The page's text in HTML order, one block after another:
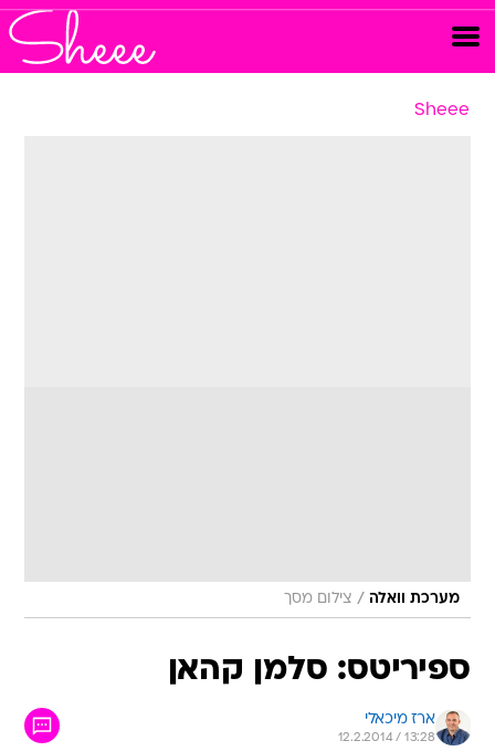
Sheee
מערכת וואלה / צילום מסך
ספיריטס: סלמן קהאן
ארז מיכאלי
12.2.2014 / 13:28